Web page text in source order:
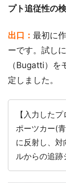
プト追従性の
出口： 最初に
ーです。試し
（Bugatti）を
定しました。
【入力した
ポーツカー(
に反射し、
ルからの追跡